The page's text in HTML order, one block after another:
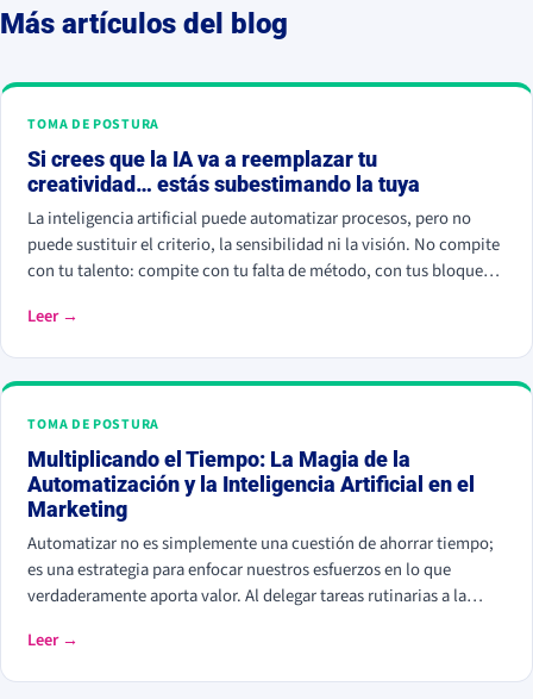
Más artículos del blog
TOMA DE POSTURA
Si crees que la IA va a reemplazar tu
creatividad… estás subestimando la tuya
La inteligencia artificial puede automatizar procesos, pero no
puede sustituir el criterio, la sensibilidad ni la visión. No compite
con tu talento: compite con tu falta de método, con tus bloqueos
mejores ideas, más rápido y con más foco.
Leer →
TOMA DE POSTURA
Multiplicando el Tiempo: La Magia de la
Automatización y la Inteligencia Artificial en el
Marketing
Automatizar no es simplemente una cuestión de ahorrar tiempo;
es una estrategia para enfocar nuestros esfuerzos en lo que
verdaderamente aporta valor. Al delegar tareas rutinarias a la
Leer →